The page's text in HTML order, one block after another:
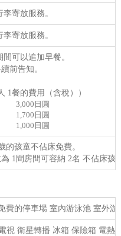
寄放服務。
寄放服務。
可以追加早餐。
前告知。
1餐的費用（含稅））
3,000日圓
1,700日圓
1,000日圓
的孩童不佔床免費。
1間房間可容納 2名 不佔床孩
費的停車場 室內游泳池 室外
視 衛星轉播 冰箱 保險箱 電熱